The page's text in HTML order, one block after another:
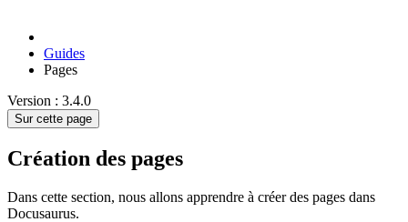
Guides
Pages
Version : 3.4.0
Sur cette page
Création des pages
Dans cette section, nous allons apprendre à créer des pages dans
Docusaurus.